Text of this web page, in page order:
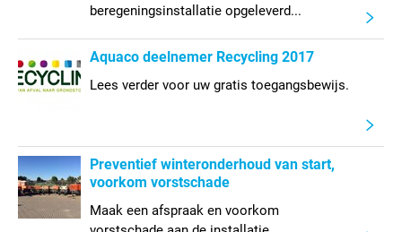
beregeningsinstallatie opgeleverd...
Aquaco deelnemer Recycling 2017
Lees verder voor uw gratis toegangsbewijs.
Preventief winteronderhoud van start,
voorkom vorstschade
Maak een afspraak en voorkom